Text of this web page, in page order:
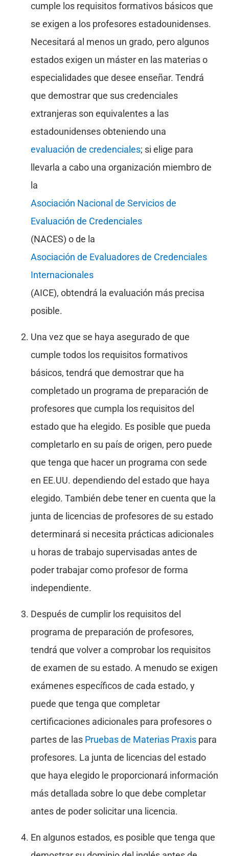
cumple los requisitos formativos básicos que
se exigen a los profesores estadounidenses.
Necesitará al menos un grado, pero algunos
estados exigen un máster en las materias o
especialidades que desee enseñar. Tendrá
que demostrar que sus credenciales
extranjeras son equivalentes a las
estadounidenses obteniendo una
evaluación de credenciales; si elige para
llevarla a cabo una organización miembro de
la
Asociación Nacional de Servicios de
Evaluación de Credenciales
(NACES) o de la
Asociación de Evaluadores de Credenciales
Internacionales
(AICE), obtendrá la evaluación más precisa
posible.
Una vez que se haya asegurado de que
cumple todos los requisitos formativos
básicos, tendrá que demostrar que ha
completado un programa de preparación de
profesores que cumpla los requisitos del
estado que ha elegido. Es posible que pueda
completarlo en su país de origen, pero puede
que tenga que hacer un programa con sede
en EE.UU. dependiendo del estado que haya
elegido. También debe tener en cuenta que la
junta de licencias de profesores de su estado
determinará si necesita prácticas adicionales
u horas de trabajo supervisadas antes de
poder trabajar como profesor de forma
independiente.
Después de cumplir los requisitos del
programa de preparación de profesores,
tendrá que volver a comprobar los requisitos
de examen de su estado. A menudo se exigen
exámenes específicos de cada estado, y
puede que tenga que completar
certificaciones adicionales para profesores o
partes de las Pruebas de Materias Praxis para
profesores. La junta de licencias del estado
que haya elegido le proporcionará información
más detallada sobre lo que debe completar
antes de poder solicitar una licencia.
En algunos estados, es posible que tenga que